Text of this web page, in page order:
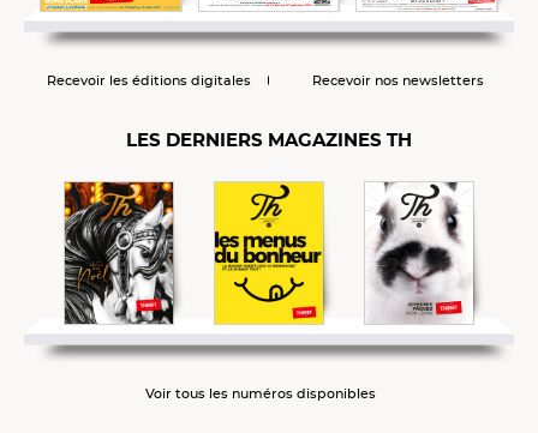
Recevoir les éditions digitales Recevoir nos newsletters
LES DERNIERS MAGAZINES TH
Voir tous les numéros disponibles